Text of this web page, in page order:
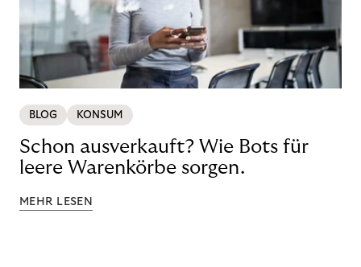
BLOG KONSUM
Schon ausverkauft? Wie Bots für
leere Warenkörbe sorgen.
MEHR LESEN